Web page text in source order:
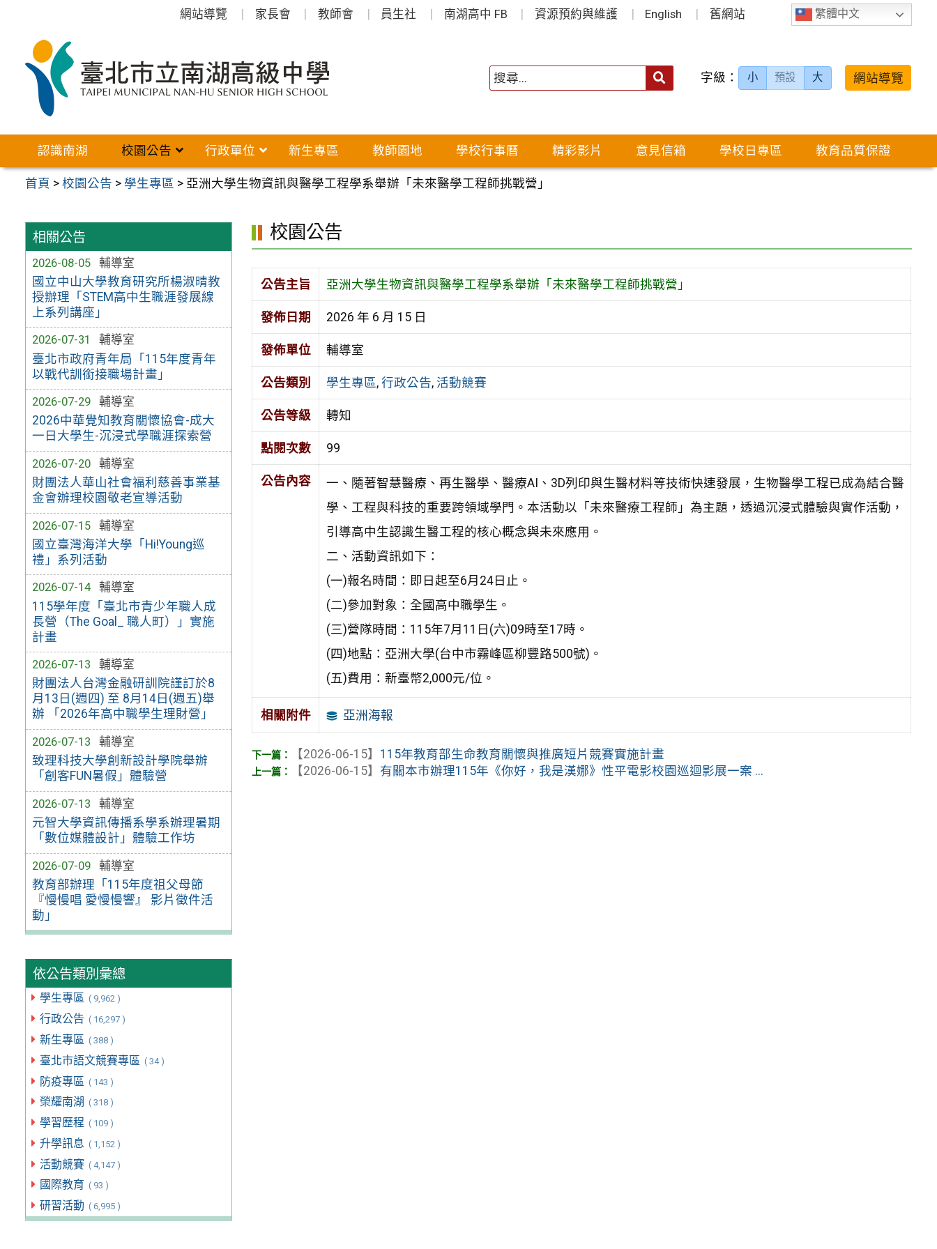
繁體中文
網站導覽 家長會 教師會 員生社 南湖高中 FB 資源預約與維護 English 舊網站
字級： 小 預設 大 網站導覽
認識南湖 校園公告 行政單位 新生專區 教師園地 學校行事曆 精彩影片 意見信箱 學校日專區 教育品質保證
首頁 >校園公告 > 學生專區 > 亞洲大學生物資訊與醫學工程學系舉辦「未來醫學工程師挑戰營」
相關公告
2026-08-05
輔導室
國立中山大學教育研究所楊淑晴教
授辦理「STEM高中生職涯發展線
上系列講座」
2026-07-31
輔導室
臺北市政府青年局「115年度青年
以戰代訓銜接職場計畫」
2026-07-29
輔導室
2026中華覺知教育關懷協會-成大
一日大學生-沉浸式學職涯探索營
2026-07-20
輔導室
財團法人華山社會福利慈善事業基
金會辦理校園敬老宣導活動
2026-07-15
輔導室
國立臺灣海洋大學「Hi!Young巡
禮」系列活動
2026-07-14
輔導室
115學年度「臺北市青少年職人成
長營（The Goal_ 職人町）」實施
計畫
2026-07-13
輔導室
財團法人台灣金融研訓院謹訂於8
月13日(週四) 至 8月14日(週五)舉
辦 「2026年高中職學生理財營」
2026-07-13
輔導室
致理科技大學創新設計學院舉辦
「創客FUN暑假」體驗營
2026-07-13
輔導室
元智大學資訊傳播系學系辦理暑期
「數位媒體設計」體驗工作坊
2026-07-09
輔導室
教育部辦理「115年度祖父母節
『慢慢唱 愛慢慢響』 影片徵件活
動」
依公告類別彙總
學生專區 ( 9,962 )
行政公告 ( 16,297 )
新生專區 ( 388 )
臺北市語文競賽專區 ( 34 )
防疫專區 ( 143 )
榮耀南湖 ( 318 )
學習歷程 ( 109 )
升學訊息 ( 1,152 )
活動競賽 ( 4,147 )
國際教育 ( 93 )
研習活動 ( 6,995 )
校園公告
公告主旨 亞洲大學生物資訊與醫學工程學系舉辦「未來醫學工程師挑戰營」
發佈日期 2026 年 6 月 15 日
發佈單位 輔導室
公告類別 學生專區, 行政公告, 活動競賽
公告等級 轉知
點閱次數 99
公告內容
一、隨著智慧醫療、再生醫學、醫療AI、3D列印與生醫材料等技術快速發展，生物醫學工程已成為結合醫
學、工程與科技的重要跨領域學門。本活動以「未來醫療工程師」為主題，透過沉浸式體驗與實作活動，
引導高中生認識生醫工程的核心概念與未來應用。
二、活動資訊如下：
(一)報名時間：即日起至6月24日止。
(二)參加對象：全國高中職學生。
(三)營隊時間：115年7月11日(六)09時至17時。
(四)地點：亞洲大學(台中市霧峰區柳豐路500號)。
(五)費用：新臺幣2,000元/位。
相關附件 亞洲海報
【2026-06-15】 115年教育部生命教育關懷與推廣短片競賽實施計畫
【2026-06-15】 有關本市辦理115年《你好，我是漢娜》性平電影校園巡迴影展一案 ...